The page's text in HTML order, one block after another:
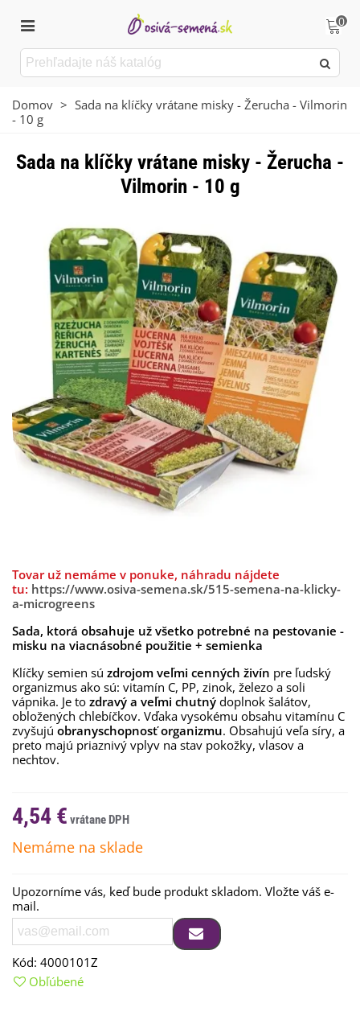
0
Domov > Sada na klíčky vrátane misky - Žerucha - Vilmorin
- 10 g
Sada na klíčky vrátane misky - Žerucha -
Vilmorin - 10 g
Tovar už nemáme v ponuke, náhradu nájdete
tu: https://www.osiva-semena.sk/515-semena-na-klicky-
a-microgreens
Sada, ktorá obsahuje už všetko potrebné na pestovanie -
misku na viacnásobné použitie + semienka
Klíčky semien sú zdrojom veľmi cenných živín pre ľudský
organizmus ako sú: vitamín C, PP, zinok, železo a soli
vápnika. Je to zdravý a veľmi chutný doplnok šalátov,
obložených chlebíčkov. Vďaka vysokému obsahu vitamínu C
zvyšujú obranyschopnosť organizmu. Obsahujú veľa síry, a
preto majú priaznivý vplyv na stav pokožky, vlasov a
nechtov.
4,54 €
Nemáme na sklade
Upozorníme vás, keď bude produkt skladom. Vložte váš e-
mail.
Kód: 4000101Z
Obľúbené